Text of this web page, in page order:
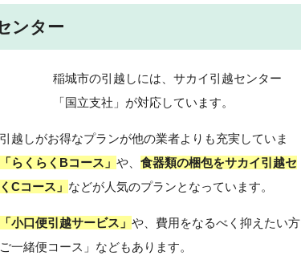
ンター
稲城市の引越しには、サカイ引越センター
「国立支社」が対応しています。
越しがお得なプランが他の業者よりも充実していま
らくらくBコース」 や、 食器類の梱包をサカイ引越セ
Cコース」 などが人気のプランとなっています。
「小口便引越サービス」 や、費用をなるべく抑えたい方
一緒便コース」などもあります。